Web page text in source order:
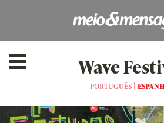
Wave
PORTUGUÊS|